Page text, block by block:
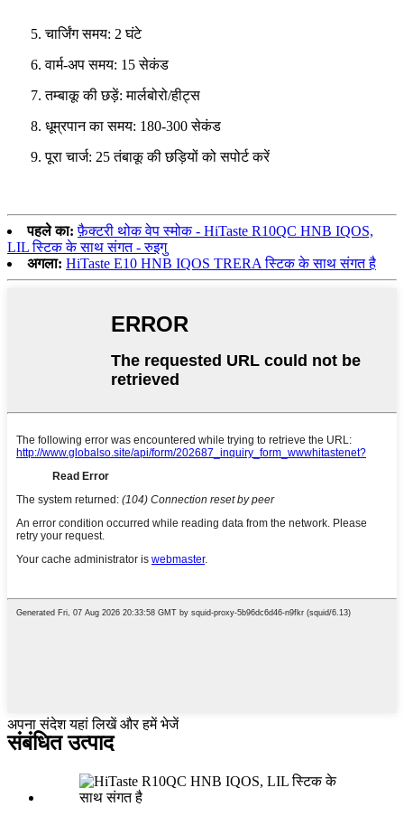
5. चार्जिंग समय: 2 घंटे
6. वार्म-अप समय: 15 सेकंड
7. तम्बाकू की छड़ें: मार्लबोरो/हीट्स
8. धूम्रपान का समय: 180-300 सेकंड
9. पूरा चार्ज: 25 तंबाकू की छड़ियों को सपोर्ट करें
पहले का: फ़ैक्टरी थोक वेप स्मोक - HiTaste R10QC HNB IQOS,
LIL स्टिक के साथ संगत - रुइगु
अगला: HiTaste E10 HNB IQOS TRERA स्टिक के साथ संगत है
अपना संदेश यहां लिखें और हमें भेजें
संबंधित उत्पाद